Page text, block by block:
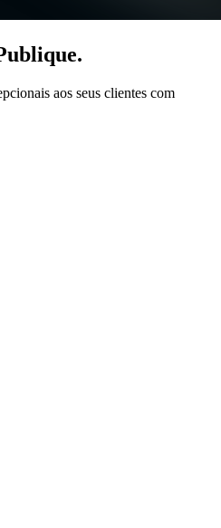
aos seus clientes com